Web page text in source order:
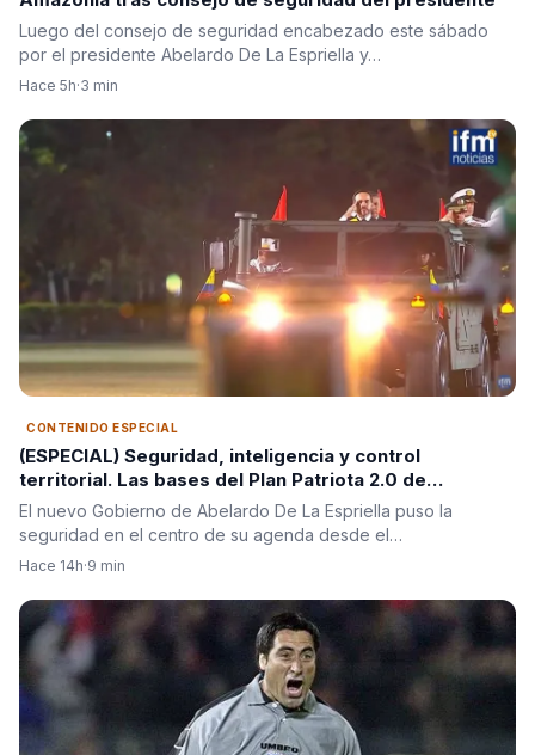
Luego del consejo de seguridad encabezado este sábado
por el presidente Abelardo De La Espriella y…
Hace 5h·3 min
CONTENIDO ESPECIAL
(ESPECIAL) Seguridad, inteligencia y control
territorial. Las bases del Plan Patriota 2.0 de
Abelardo De La Espriella
El nuevo Gobierno de Abelardo De La Espriella puso la
seguridad en el centro de su agenda desde el…
Hace 14h·9 min